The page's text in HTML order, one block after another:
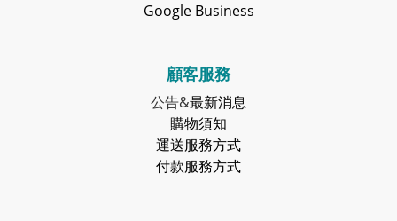
Google Business
顧客服務
公告&最新消息
購物須知
運送服務方式
付款服務方式